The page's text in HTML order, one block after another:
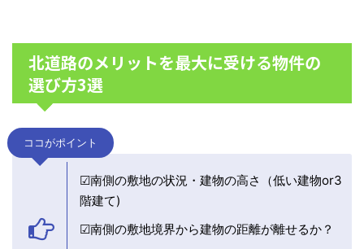
北道路のメリットを最大に受ける物件の
選び方3選
ココがポイント
☑南側の敷地の状況・建物の高さ（低い建物or3
階建て)
☑南側の敷地境界から建物の距離が離せるか？